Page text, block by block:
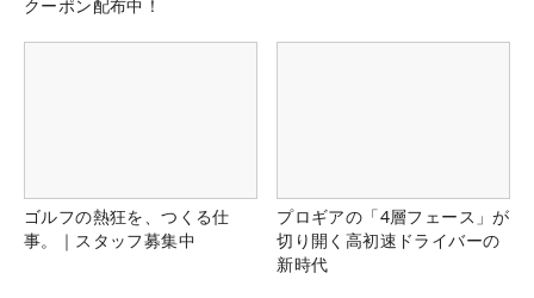
クーポン配布中！
ゴルフの熱狂を、つくる仕
事。｜スタッフ募集中
プロギアの「4層フェース」が
切り開く高初速ドライバーの
新時代